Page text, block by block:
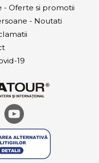
- Oferte si promotii
- Noutati
19